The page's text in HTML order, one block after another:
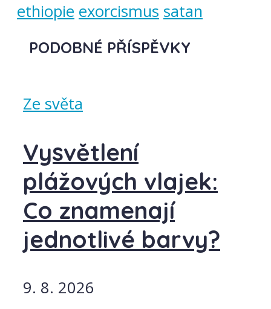
ethiopie exorcismus satan
PODOBNÉ PŘÍSPĚVKY
Ze světa
Vysvětlení
plážových vlajek:
Co znamenají
jednotlivé barvy?
9. 8. 2026